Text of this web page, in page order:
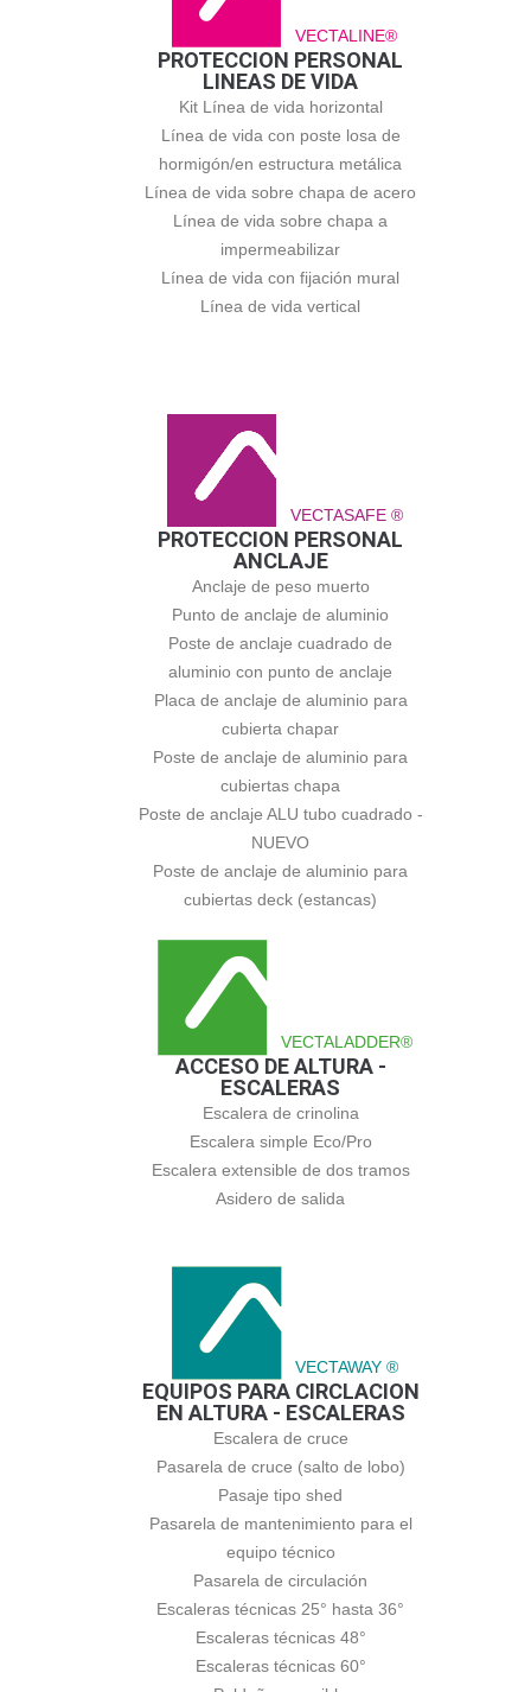
VECTALINE®
PROTECCION PERSONAL
LINEAS DE VIDA
Kit Línea de vida horizontal
Línea de vida con poste losa de
hormigón/en estructura metálica
Línea de vida sobre chapa de acero
Línea de vida sobre chapa a
impermeabilizar
Línea de vida con fijación mural
Línea de vida vertical
VECTASAFE ®
PROTECCION PERSONAL
ANCLAJE
Anclaje de peso muerto
Punto de anclaje de aluminio
Poste de anclaje cuadrado de
aluminio con punto de anclaje
Placa de anclaje de aluminio para
cubierta chapar
Poste de anclaje de aluminio para
cubiertas chapa
Poste de anclaje ALU tubo cuadrado -
NUEVO
Poste de anclaje de aluminio para
cubiertas deck (estancas)
VECTALADDER®
ACCESO DE ALTURA -
ESCALERAS
Escalera de crinolina
Escalera simple Eco/Pro
Escalera extensible de dos tramos
Asidero de salida
VECTAWAY ®
EQUIPOS PARA CIRCLACION
EN ALTURA - ESCALERAS
Escalera de cruce
Pasarela de cruce (salto de lobo)
Pasaje tipo shed
Pasarela de mantenimiento para el
equipo técnico
Pasarela de circulación
Escaleras técnicas 25° hasta 36°
Escaleras técnicas 48°
Escaleras técnicas 60°